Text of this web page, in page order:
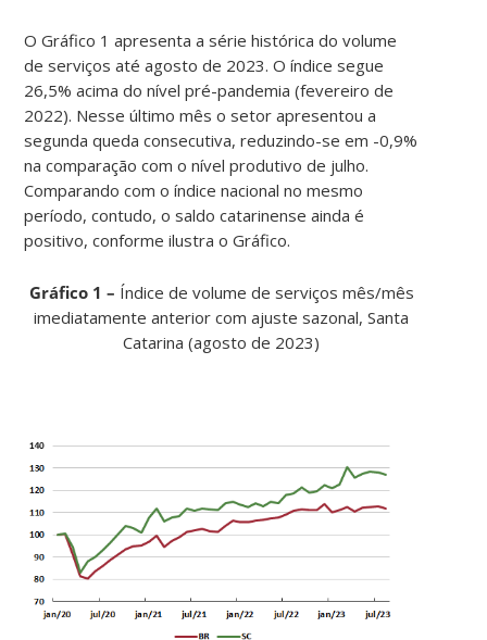
O Gráfico 1 apresenta a série histórica do volume
de serviços até agosto de 2023. O índice segue
26,5% acima do nível pré-pandemia (fevereiro de
2022). Nesse último mês o setor apresentou a
segunda queda consecutiva, reduzindo-se em -0,9%
na comparação com o nível produtivo de julho.
Comparando com o índice nacional no mesmo
período, contudo, o saldo catarinense ainda é
positivo, conforme ilustra o Gráfico.
Gráfico 1 – Índice de volume de serviços mês/mês
imediatamente anterior com ajuste sazonal, Santa
Catarina (agosto de 2023)